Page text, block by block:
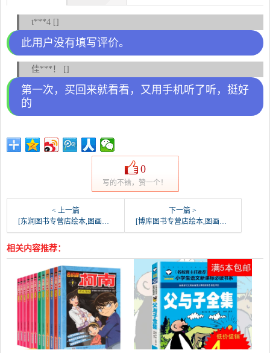
t***4 []
此用户没有填写评价。
佳***！ []
第一次，买回来就看看，又用手机听了听，挺好
的
0
写的不错，赞一个！
< 上一篇
[东润图书专营店绘本,图画书]包邮10册儿童情绪管理与性格培养绘本月销量1222件仅售19.8元
下一篇 >
[博库图书专营店绘本,图画书]奥特曼书籍正版大全6册全套 欧布奥特月销量1267件仅售44.8元
相关内容推荐：